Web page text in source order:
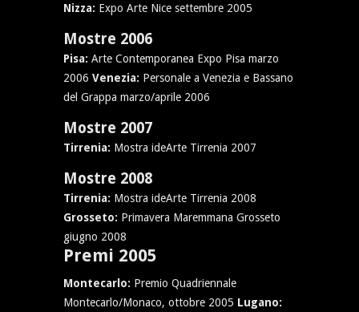
Nizza: Expo Arte Nice settembre 2005
Mostre 2006
Pisa: Arte Contemporanea Expo Pisa marzo
2006 Venezia: Personale a Venezia e Bassano
del Grappa marzo/aprile 2006
Mostre 2007
Tirrenia: Mostra ideArte Tirrenia 2007
Mostre 2008
Tirrenia: Mostra ideArte Tirrenia 2008
Grosseto: Primavera Maremmana Grosseto
giugno 2008
Premi 2005
Montecarlo: Premio Quadriennale
Montecarlo/Monaco, ottobre 2005 Lugano: